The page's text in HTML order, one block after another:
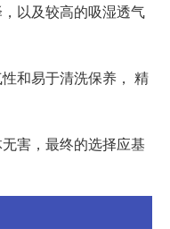
以及较高的吸湿透气
和易于清洗保养， 精
害，最终的选择应基